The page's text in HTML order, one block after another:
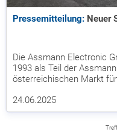
Pressemitteilung: Neuer
Die Assmann Electronic
1993 als Teil der
österreichischen Markt
24.06.2025